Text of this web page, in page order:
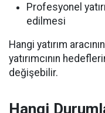
Profesyonel
edilmesi
Hangi yatırım
yatırımcının
değişebilir.
Hangi